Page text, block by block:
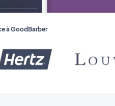
à GoodBarber